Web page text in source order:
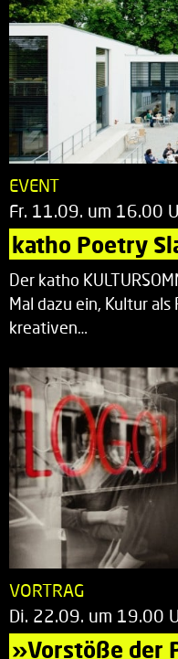
EVENT
Fr. 11.09. um 16.00
katho Poetry
Der katho
Mal dazu ein, Kultur
kreativen…
VORTRAG
Di. 22.09. um 19.00
»Vorstöße der